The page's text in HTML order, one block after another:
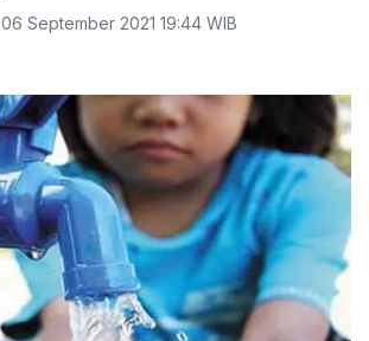
06 September 2021 19:44 WIB